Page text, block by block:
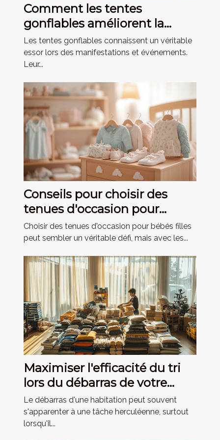
Comment les tentes
gonflables améliorent la
visibilité lors des événements
Les tentes gonflables connaissent un véritable
essor lors des manifestations et événements.
Leur...
Conseils pour choisir des
tenues d'occasion pour
bébés filles
Choisir des tenues d'occasion pour bébés filles
peut sembler un véritable défi, mais avec les...
Maximiser l'efficacité du tri
lors du débarras de votre
habitation
Le débarras d'une habitation peut souvent
s'apparenter à une tâche herculéenne, surtout
lorsqu'il...